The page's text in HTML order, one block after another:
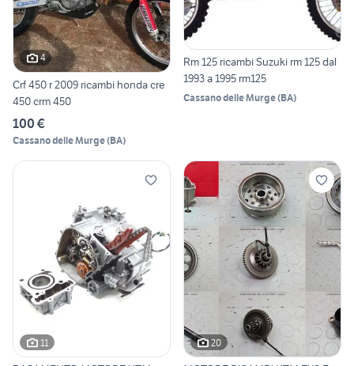
4
Crf 450 r 2009 ricambi honda cre
450 crm 450
100 €
Cassano delle Murge(BA)
Rm 125 ricambi Suzuki rm 125 dal
1993 a 1995 rm125
Cassano delle Murge(BA)
11 20